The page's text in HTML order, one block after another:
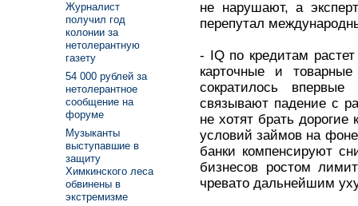
не нарушают, а
перепутал
- IQ по кредитам
карточные и
сократилось
связывают падение с
не хотят брать
условий займов на
банки компенсируют
бизнесов ростом
чревато дальнейшим
Журналист
получил год
колонии за
нетолерантную
газету
54 000 рублей за
нетолерантное
сообщение на
форуме
Музыканты
выступавшие в
защиту
Химкинского леса
обвинены в
экстремизме